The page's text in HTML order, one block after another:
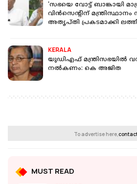
'സഭയെ വോട്ട് ബാങ്കായി
വിൻസെന്റിന്
അതൃപ്തി പ്രകടമാക്കി
KERALA
യുഡിഎഫ് മന്ത്രിസഭയിൽ
നൽകണം: കെ അജിത
To advertise here,
MUST READ